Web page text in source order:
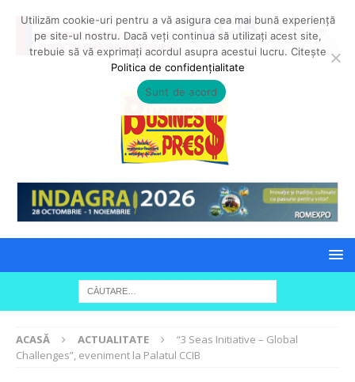
ACASĂ ACTUALITATE
“3 Seas Initiative – Global
Challenges”, eveniment la Palatul CCIB
Utilizăm cookie-uri pentru a vă asigura cea mai bună experiență
pe site-ul nostru. Dacă veți continua să utilizați acest site,
trebuie să vă exprimați acordul asupra acestui lucru. Citește
Politica de confidențialitate
Sunt de acord